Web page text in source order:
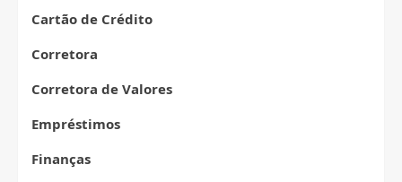
Cartão de Crédito
Corretora
Corretora de Valores
Empréstimos
Finanças